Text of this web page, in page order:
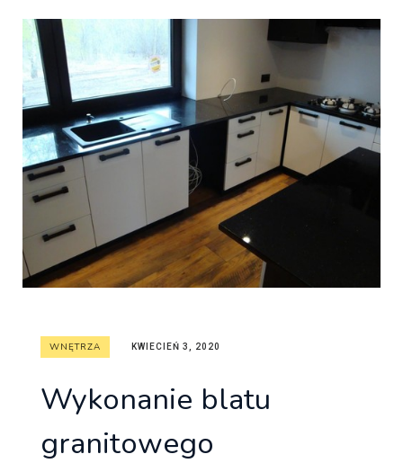
WNĘTRZA KWIECIEŃ 3, 2020
Wykonanie blatu
granitowego